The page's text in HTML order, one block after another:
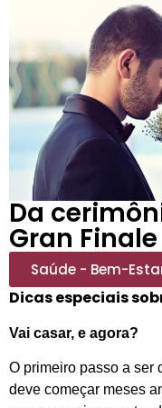
Da
Gran Finale
Saúde - Bem-
Dicas especiais
Vai casar, e agora?
O primeiro passo a ser
deve começar meses